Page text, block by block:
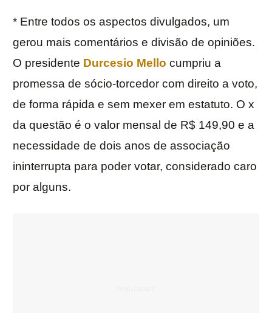
* Entre todos os aspectos divulgados, um
gerou mais comentários e divisão de opiniões.
O presidente Durcesio Mello cumpriu a
promessa de sócio-torcedor com direito a voto,
de forma rápida e sem mexer em estatuto. O x
da questão é o valor mensal de R$ 149,90 e a
necessidade de dois anos de associação
ininterrupta para poder votar, considerado caro
por alguns.